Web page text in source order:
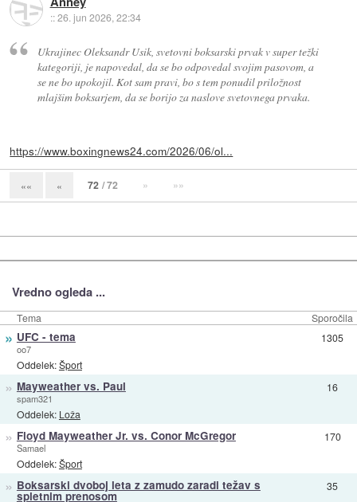
::26. jun 2026, 22:34
Ukrajinec Oleksandr Usik, svetovni boksarski prvak v super težki
kategoriji, je napovedal, da se bo odpovedal svojim pasovom, a
se ne bo upokojil. Kot sam pravi, bo s tem ponudil priložnost
mlajšim boksarjem, da se borijo za naslove svetovnega prvaka.
https://www.boxingnews24.com/2026/06/ol...
«« « 72 / 72 » »»
Vredno ogleda ...
Tema Sporočila
» UFC - tema
oo7
Oddelek:Šport
1305
» Mayweather vs. Paul
spam321
Oddelek: Loža
16
» Floyd Mayweather Jr. vs. Conor McGregor
Samael
Oddelek:Šport
170
» Boksarski dvoboj leta z zamudo zaradi težav s
spletnim prenosom
35